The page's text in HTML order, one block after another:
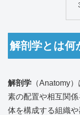
解剖学とは何
解剖学 （Anatomy
素の配置や相互関
体を構成する組織